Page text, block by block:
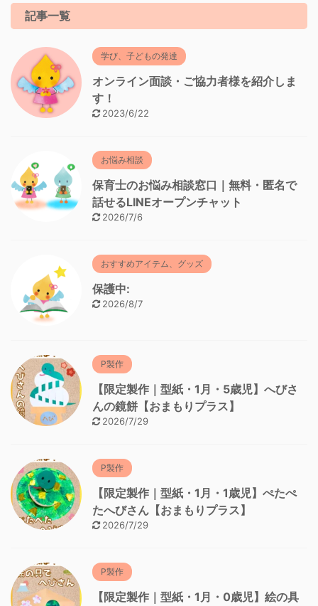
記事一覧
学び、子どもの発達
オンライン面談・ご協力者様を紹介しま
す！
2023/6/22
お悩み相談
保育士のお悩み相談窓口｜無料・匿名で
話せるLINEオープンチャット
2026/7/6
おすすめアイテム、グッズ
保護中:
2026/8/7
P製作
【限定製作｜型紙・1月・5歳児】へびさ
んの鏡餅【おまもりプラス】
2026/7/29
P製作
【限定製作｜型紙・1月・1歳児】ぺたぺ
たへびさん【おまもりプラス】
2026/7/29
P製作
【限定製作｜型紙・1月・0歳児】絵の具